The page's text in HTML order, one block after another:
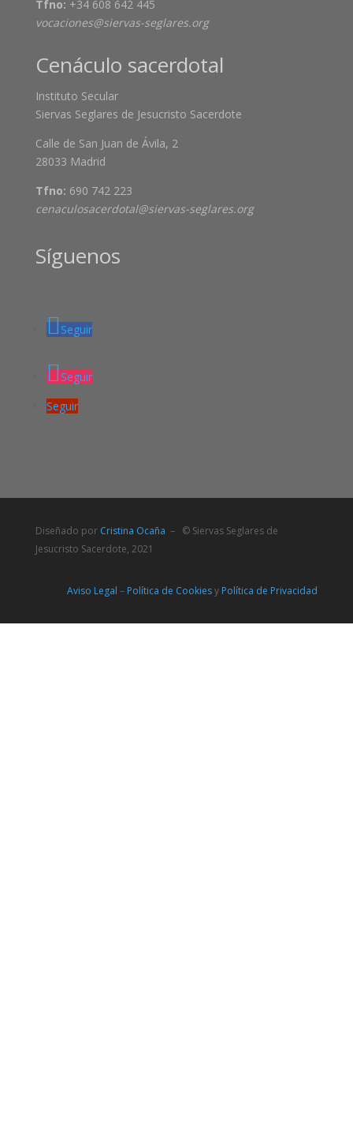
Tfno: +34 608 642 445
vocaciones@siervas-seglares.org
Cenáculo sacerdotal
Instituto Secular
Siervas Seglares de Jesucristo Sacerdote
Calle de San Juan de Ávila, 2
28033 Madrid
Tfno: 690 742 223
cenaculosacerdotal@siervas-seglares.org
Síguenos
Seguir
Seguir
Seguir
Diseñado por Cristina Ocaña – © Siervas Seglares de
Jesucristo Sacerdote, 2021
Aviso Legal – Política de Cookiesy Política de Privacidad